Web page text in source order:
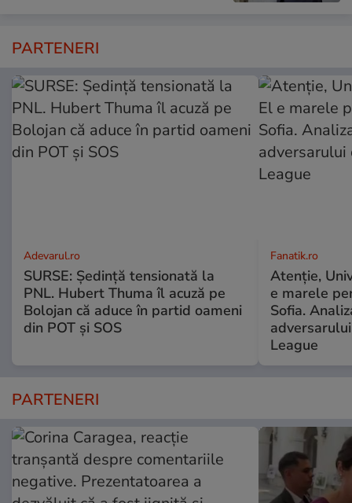
PARTENERI
Adevarul.ro
SURSE: Ședință tensionată la
PNL. Hubert Thuma îl acuză pe
Bolojan că aduce în partid oameni
din POT și SOS
Fanatik.ro
Atenţie,
e marele
Sofia.
League
PARTENERI